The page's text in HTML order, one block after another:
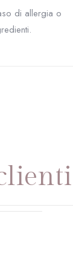
di allergia o